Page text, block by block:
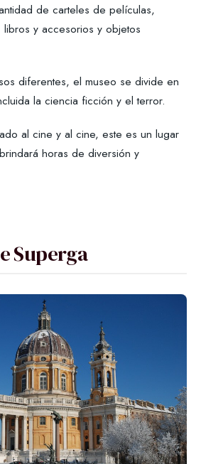
de carteles de películas,
y accesorios y objetos
diferentes, el museo se divide en
la ciencia ficción y el terror.
al cine y al cine, este es un lugar
horas de diversión y
Superga